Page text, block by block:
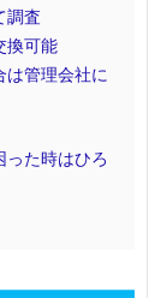
調査
換可能
は管理会社に
った時はひろ